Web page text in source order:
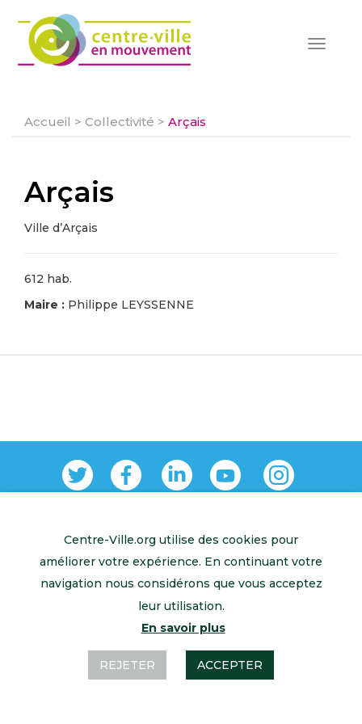
Toggle
Accueil > Collectivité > Arçais
Arçais
Ville d’Arçais
612 hab.
Maire : Philippe LEYSSENNE
Retour à l’accueil Mentions légales Contactez-nous
Centre-Ville.org utilise des cookies pour
améliorer votre expérience. En continuant votre
navigation nous considérons que vous acceptez
leur utilisation.
En savoir plus
REJETER ACCEPTER